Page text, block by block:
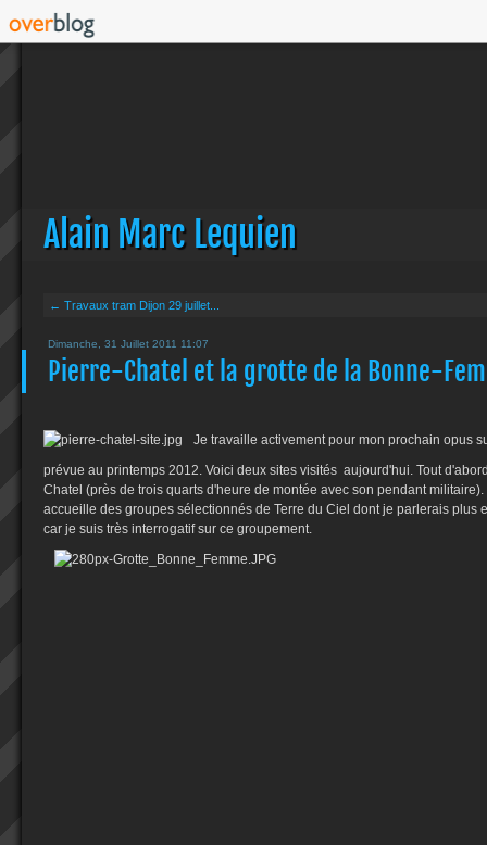
Alain Marc Lequien
← Travaux tram Dijon 29 juillet...
Dimanche, 31 Juillet 2011 11:07
Pierre-Chatel et la grotte de la Bonne-
Je travaille activement pour mon prochain opus
prévue au printemps 2012. Voici deux sites visités aujourd'hui. Tout
Chatel (près de trois quarts d'heure de montée avec son pendant
accueille des groupes sélectionnés de Terre du Ciel dont je parlerais plus
car je suis très interrogatif sur ce groupement.